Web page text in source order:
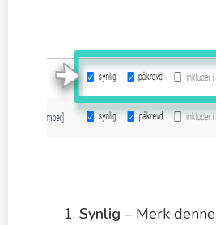
Synlig – Merk